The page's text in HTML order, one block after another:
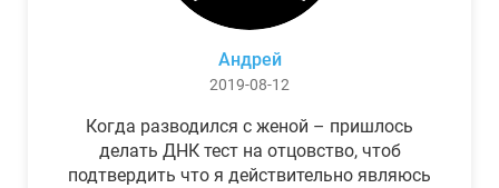
Андрей
2019-08-12
Когда разводился с женой – пришлось
делать ДНК тест на отцовство, чтоб
подтвердить что я действительно являюсь